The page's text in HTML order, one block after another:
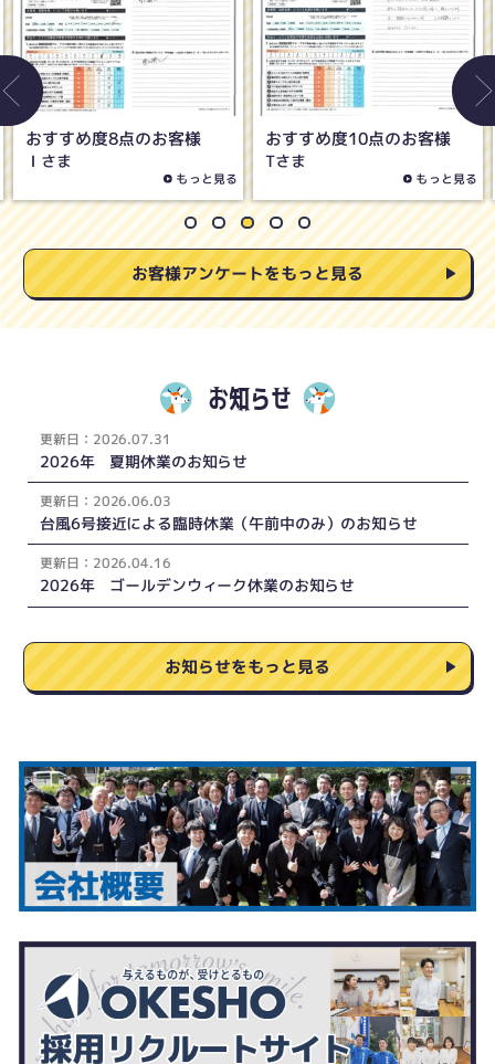
おすすめ度8点のお客様
Oさま
もっと見る
おすすめ度5点のお客様
Hさま
もっと見る
お客様アンケートをもっと見る
お知らせ
更新日： 2026.07.31
2026年 夏期休業のお知らせ
更新日： 2026.06.03
台風6号接近による臨時休業（午前中のみ）のお知らせ
更新日： 2026.04.16
2026年 ゴールデンウィーク休業のお知らせ
お知らせをもっと見る